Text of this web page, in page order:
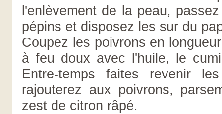
l'enlèvement de la peau,
pépins et disposez les sur du
Coupez les poivrons en
à feu doux avec l'huile, le
Entre-temps faites revenir
rajouterez aux poivrons,
zest de citron râpé.